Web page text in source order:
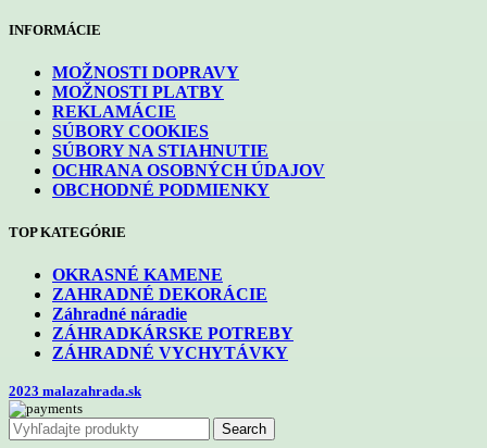
INFORMÁCIE
MOŽNOSTI DOPRAVY
MOŽNOSTI PLATBY
REKLAMÁCIE
SÚBORY COOKIES
SÚBORY NA STIAHNUTIE
OCHRANA OSOBNÝCH ÚDAJOV
OBCHODNÉ PODMIENKY
TOP KATEGÓRIE
OKRASNÉ KAMENE
ZAHRADNÉ DEKORÁCIE
Záhradné náradie
ZÁHRADKÁRSKE POTREBY
ZÁHRADNÉ VYCHYTÁVKY
2023 malazahrada.sk
Search